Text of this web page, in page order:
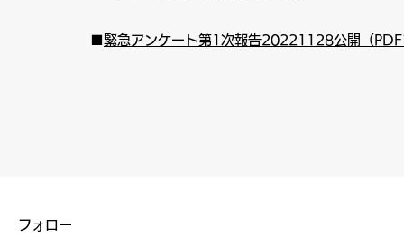
緊急アンケート第1次報告20221128公開（PDF
フォロー